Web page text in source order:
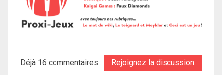
Déjà 16 commentaires : Rejoignez la discussion